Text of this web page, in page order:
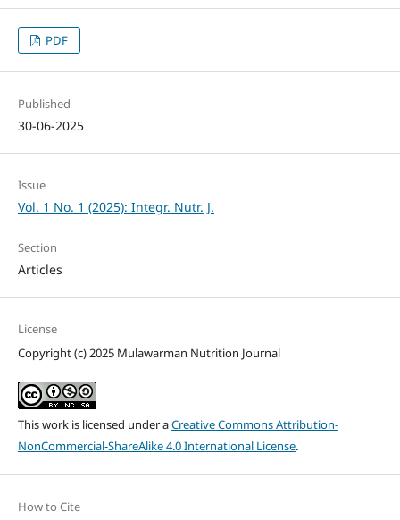
PDF
Published
30-06-2025
Issue
Vol. 1 No. 1 (2025): Integr. Nutr. J.
Section
Articles
License
Copyright (c) 2025 Mulawarman Nutrition Journal
This work is licensed under aCreative Commons Attribution-
NonCommercial-ShareAlike 4.0 International License.
How to Cite